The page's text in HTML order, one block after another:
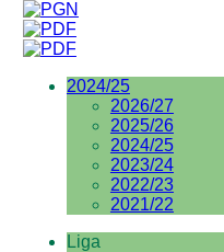
2024/25
2026/27
2025/26
2024/25
2023/24
2022/23
2021/22
Liga